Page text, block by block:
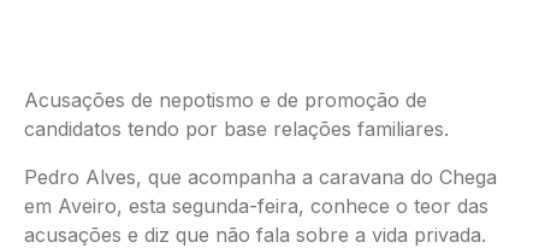
Acusações de nepotismo e de promoção de
candidatos tendo por base relações familiares.
Pedro Alves, que acompanha a caravana do Chega
em Aveiro, esta segunda-feira, conhece o teor das
acusações e diz que não fala sobre a vida privada.